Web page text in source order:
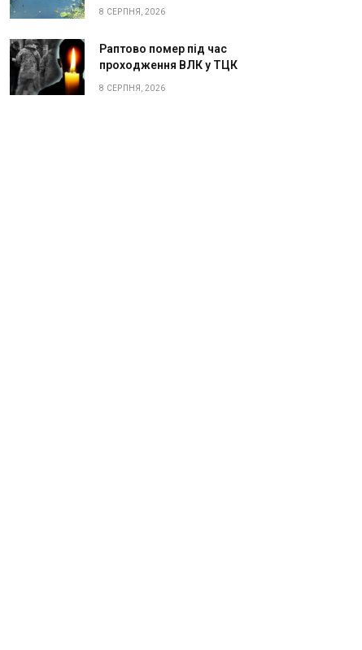
8 СЕРПНЯ, 2026
Раптово помер під час
проходження ВЛК у ТЦК
8 СЕРПНЯ, 2026